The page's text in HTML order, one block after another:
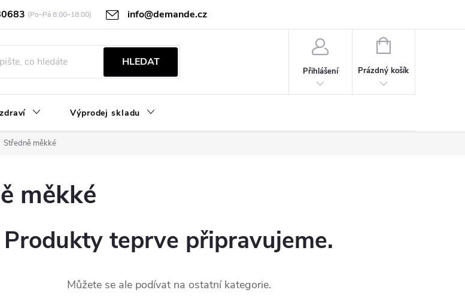
info@demande.cz
Obchodní podmínky
HLEDAT
Přihlášení
NÁKUPNÍ
Prázdný košík
Výprodej skladu
Středně měkké
měkké
Produkty teprve připravujeme.
Můžete se ale podívat na ostatní kategorie.